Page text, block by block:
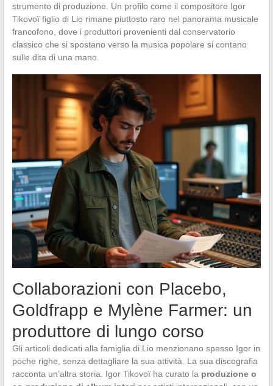
strumento di produzione. Un profilo come il compositore Igor
Tikovoï figlio di Lio rimane piuttosto raro nel panorama musicale
francofono, dove i produttori provenienti dal conservatorio
classico che si spostano verso la musica popolare si contano
sulle dita di una mano.
Collaborazioni con Placebo,
Goldfrapp e Mylène Farmer: un
produttore di lungo corso
Gli articoli dedicati alla famiglia di Lio menzionano spesso Igor in
poche righe, senza dettagliare la sua attività. La sua discografia
racconta un’altra storia. Igor Tikovoï ha curato la produzione o